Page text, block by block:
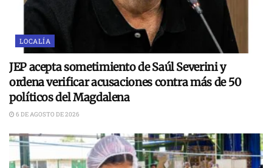
LOCALÍA
JEP acepta sometimiento de Saúl Severini y
ordena verificar acusaciones contra más de 50
políticos del Magdalena
6 DE AGOSTO DE 2026